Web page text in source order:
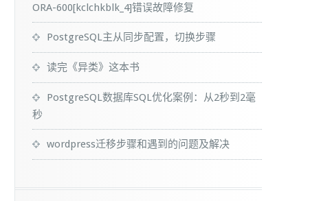
ORA-600[kclchkblk_4]错误故障修复
PostgreSQL主从同步配置，切换步骤
读完《异类》这本书
PostgreSQL数据库SQL优化案例：从2秒到2毫
秒
wordpress迁移步骤和遇到的问题及解决